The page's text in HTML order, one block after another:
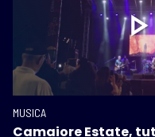
MUSICA
Camaiore Estate,